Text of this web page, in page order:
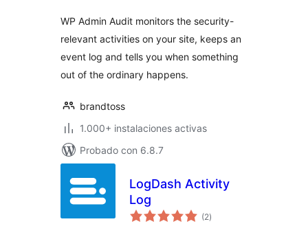
WP Admin Audit monitors the security-
relevant activities on your site, keeps an
event log and tells you when something
out of the ordinary happens.
brandtoss
1.000+ instalaciones activas
Probado con 6.8.7
LogDash Activity
Log
(2total
de
)